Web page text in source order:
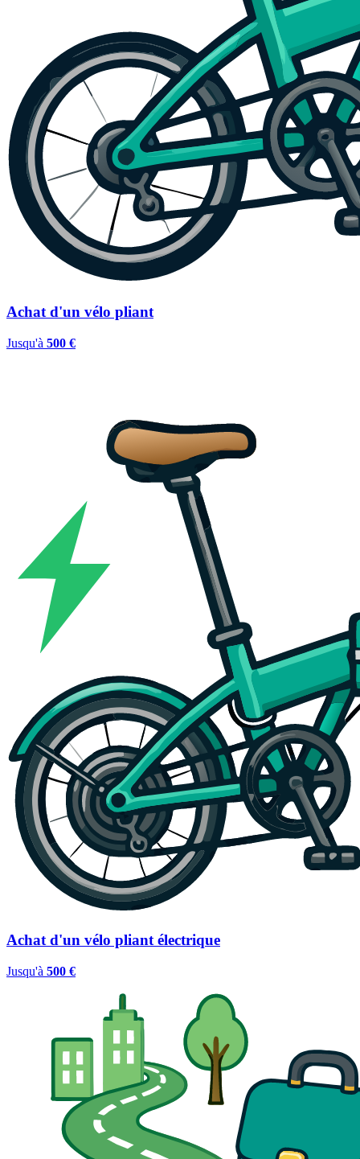
Achat d'un vélo pliant
Jusqu'à 500 €
Achat d'un vélo pliant électrique
Jusqu'à 500 €